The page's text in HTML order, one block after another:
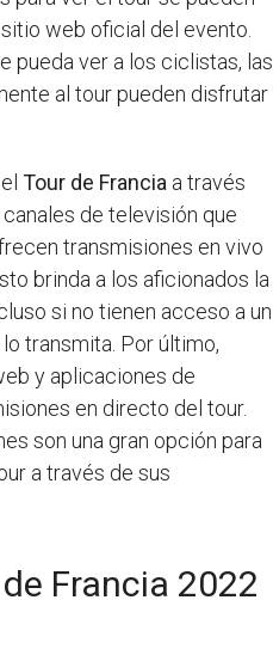
web oficial del evento.
pueda ver a los ciclistas, las
al tour pueden disfrutar
Tour de Francia a través
de televisión que
transmisiones en vivo
brinda a los aficionados la
si no tienen acceso a un
transmita. Por último,
y aplicaciones de
en directo del tour.
son una gran opción para
a través de sus
Francia 2022